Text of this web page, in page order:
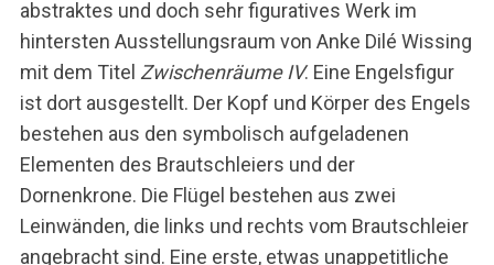
abstraktes und doch sehr figuratives Werk im
hintersten Ausstellungsraum von Anke Dilé Wissing
mit dem Titel Zwischenräume IV. Eine Engelsfigur
ist dort ausgestellt. Der Kopf und Körper des Engels
bestehen aus den symbolisch aufgeladenen
Elementen des Brautschleiers und der
Dornenkrone. Die Flügel bestehen aus zwei
Leinwänden, die links und rechts vom Brautschleier
angebracht sind. Eine erste, etwas unappetitliche